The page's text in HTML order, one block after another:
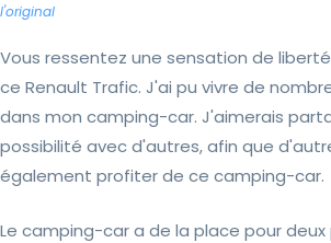
l'original
Vous ressentez une sensation de
ce Renault Trafic. J'ai pu vivre de
dans mon camping-car. J'aimerais
possibilité avec d'autres, afin que
également profiter de ce camping-car.
Le camping-car a de la place pour deux